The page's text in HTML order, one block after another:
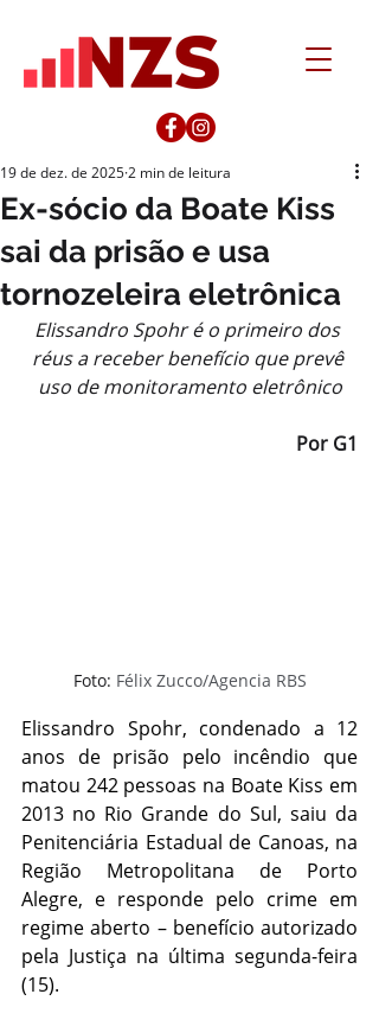
Ex-sócio da Boate Kiss
sai da prisão e usa
tornozeleira eletrônica
19 de dez. de 20252 min de leitura
Elissandro Spohr é o primeiro dos
réus a receber benefício que prevê
uso de monitoramento eletrônico
Por G1
Foto: Félix Zucco/Agencia RBS
Elissandro Spohr, condenado a 12
anos de prisão pelo incêndio que
matou 242 pessoas na Boate Kiss em
2013 no Rio Grande do Sul, saiu da
Penitenciária Estadual de Canoas, na
Região Metropolitana de Porto
Alegre, e responde pelo crime em
regime aberto – benefício autorizado
pela Justiça na última segunda-feira
(15).